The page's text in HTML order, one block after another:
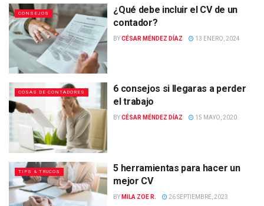
CONSEJOS
¿Qué debe incluir el CV de un
contador?
BYCÉSAR MÉNDEZ DÍAZ 13 ENERO, 2024
COSAS DE CONTADORES
6 consejos si llegaras a perder
el trabajo
BYCÉSAR MÉNDEZ DÍAZ 15 MAYO, 2020
TIPS & TRUCOS
5 herramientas para hacer un
mejor CV
BY MILA ZOE R. 26 SEPTIEMBRE, 2023